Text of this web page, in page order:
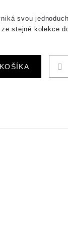
svou
stejné kolekce